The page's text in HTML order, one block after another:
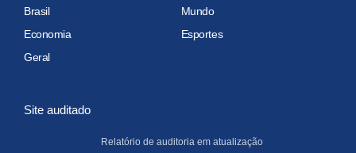
Brasil
Mundo
Economia
Esportes
Geral
Site auditado
Relatório de auditoria em atualização